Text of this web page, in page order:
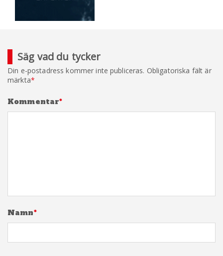
Säg vad du tycker
Din e-postadress kommer inte publiceras. Obligatoriska fält är
märkta*
Kommentar*
Namn*